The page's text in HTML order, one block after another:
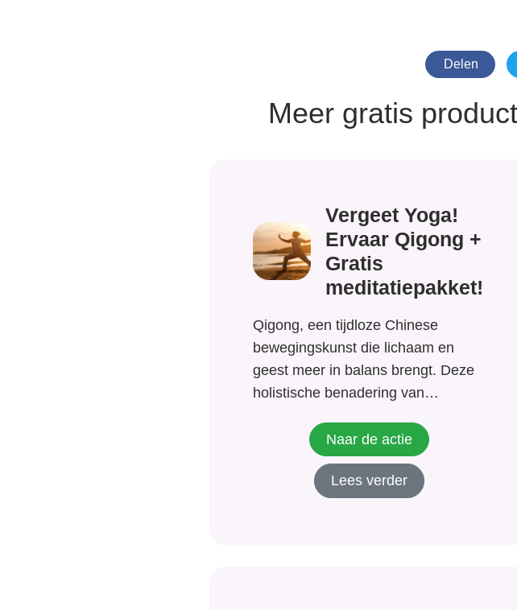
Delen
Meer gratis
Vergeet Yoga!
Ervaar Qigong +
Gratis
meditatiepakket!
Qigong, een tijdloze Chinese
bewegingskunst die lichaam en
geest meer in balans brengt. Deze
holistische benadering van
ademhaling en meditatie en biedt tal
van voordelen voor degenen die
zich eraan wijden. Qigong begint
Naar de actie
Lees verder